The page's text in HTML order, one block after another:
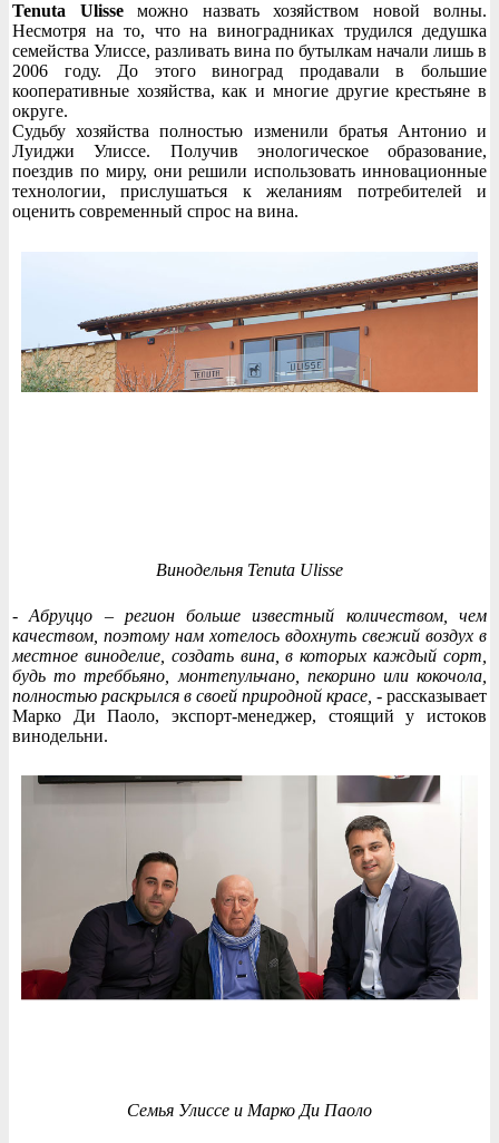
Tenuta Ulisseможно назвать хозяйством новой волны.
Несмотря на то, что на виноградниках трудился дедушка
семейства Улиссе, разливать вина по бутылкам начали лишь в
2006 году. До этого виноград продавали в большие
кооперативные хозяйства, как и многие другие крестьяне в
округе.
Судьбу хозяйства полностью изменили братья Антонио и
Луиджи Улиссе. Получив энологическое образование,
поездив по миру, они решили использовать инновационные
технологии, прислушаться к желаниям потребителей и
оценить современный спрос на вина.
Винодельня Tenuta Ulisse
- Абруццо – регион больше известный количеством, чем
качеством, поэтому нам хотелось вдохнуть свежий воздух в
местное виноделие, создать вина, в которых каждый сорт,
будь то треббьяно, монтепульчано, пекорино или кокочола,
полностью раскрылся в своей природной красе, - рассказывает
Марко Ди Паоло, экспорт-менеджер, стоящий у истоков
винодельни.
Семья Улиссе и Марко Ди Паоло